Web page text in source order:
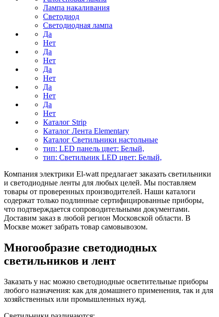
Лампа накаливания
Светодиод
Светодиодная лампа
Да
Нет
Да
Нет
Да
Нет
Да
Нет
Да
Нет
Каталог Strip
Каталог Лента Elementary
Каталог Светильники настольные
тип: LED панель цвет: Белый,
тип: Светильник LED цвет: Белый,
Компания электрики El-watt предлагает заказать светильники
и светодиодные ленты для любых целей. Мы поставляем
товары от проверенных производителей. Наши каталоги
содержат только подлинные сертифицированные приборы,
что подтверждается сопроводительными документами.
Доставим заказ в любой регион Московской области. В
Москве может забрать товар самовывозом.
Многообразие светодиодных
светильников и лент
Заказать у нас можно светодиодные осветительные приборы
любого назначения: как для домашнего применения, так и для
хозяйственных или промышленных нужд.